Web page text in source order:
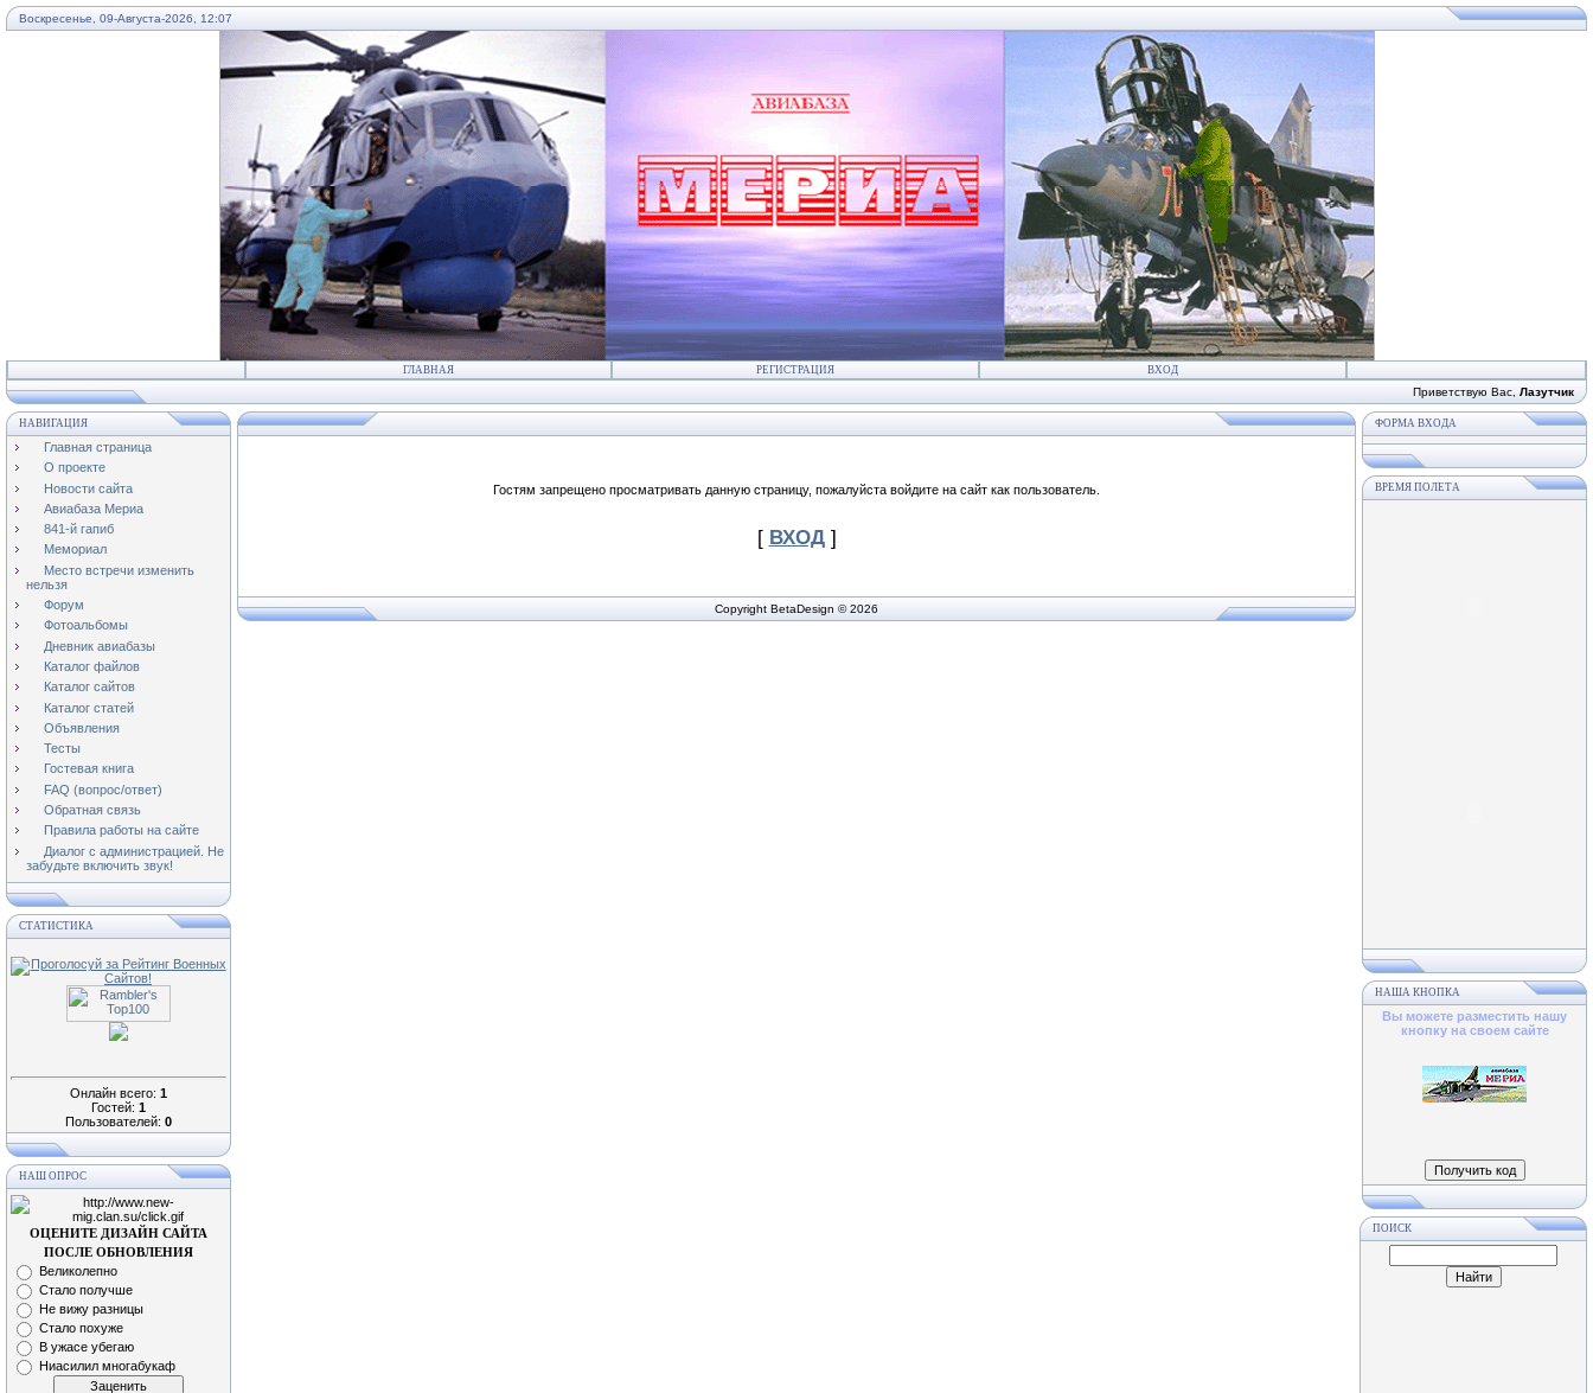
Воскресенье, 09-Августа-2026, 12:07
...
ГЛАВНАЯ РЕГИСТРАЦИЯ ВХОД
Приветствую Вас Лазутчик
НАВИГАЦИЯ
Главная страница
О проекте
Новости сайта
Авиабаза Мериа
841-й гапиб
Мемориал
Место встречи изменить
нельзя
Форум
Фотоальбомы
Дневник авиабазы
Каталог файлов
Каталог сайтов
Каталог статей
Объявления
Тесты
Гостевая книга
FAQ (вопрос/ответ)
Обратная связь
Правила работы на сайте
Диалог с администрацией. Не
забудьте включить звук!
СТАТИСТИКА
Онлайн всего: 1
Гостей: 1
Пользователей: 0
НАШ ОПРОС
ОЦЕНИТЕ ДИЗАЙН САЙТА
ПОСЛЕ ОБНОВЛЕНИЯ
Великолепно
Стало получше
Не вижу разницы
Стало похуже
В ужасе убегаю
Ниасилил многабукаф
Гостям запрещено просматривать данную страницу, пожалуйста войдите на сайт как пользователь.
[ ВХОД]
Copyright BetaDesign © 2026
ФОРМА ВХОДА
ВРЕМЯ ПОЛЕТА
НАША КНОПКА
Вы можете разместить нашу
кнопку на своем сайте
ПОИСК